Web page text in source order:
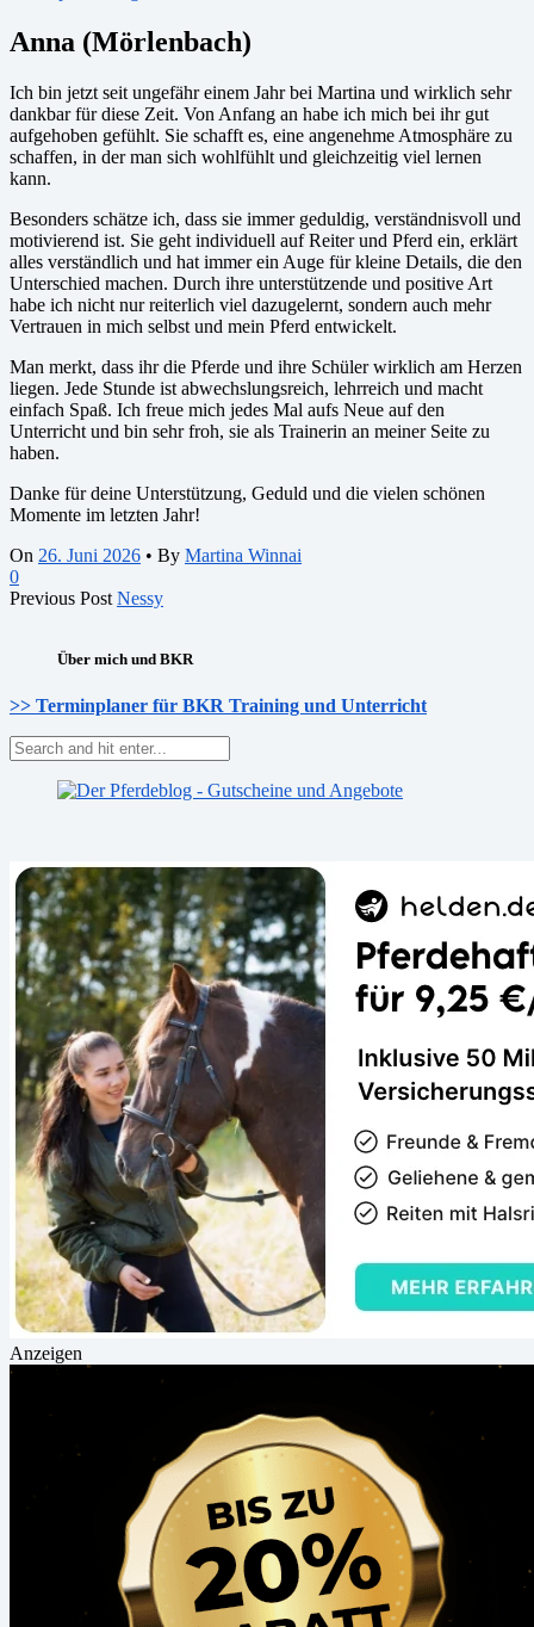
Anna (Mörlenbach)
Ich bin jetzt seit ungefähr einem Jahr bei Martina und wirklich sehr
dankbar für diese Zeit. Von Anfang an habe ich mich bei ihr gut
aufgehoben gefühlt. Sie schafft es, eine angenehme Atmosphäre zu
schaffen, in der man sich wohlfühlt und gleichzeitig viel lernen
kann.
Besonders schätze ich, dass sie immer geduldig, verständnisvoll und
motivierend ist. Sie geht individuell auf Reiter und Pferd ein, erklärt
alles verständlich und hat immer ein Auge für kleine Details, die den
Unterschied machen. Durch ihre unterstützende und positive Art
habe ich nicht nur reiterlich viel dazugelernt, sondern auch mehr
Vertrauen in mich selbst und mein Pferd entwickelt.
Man merkt, dass ihr die Pferde und ihre Schüler wirklich am Herzen
liegen. Jede Stunde ist abwechslungsreich, lehrreich und macht
einfach Spaß. Ich freue mich jedes Mal aufs Neue auf den
Unterricht und bin sehr froh, sie als Trainerin an meiner Seite zu
haben.
Danke für deine Unterstützung, Geduld und die vielen schönen
Momente im letzten Jahr!
On 26. Juni 2026 • By Martina Winnai
0
Previous Post Nessy
Über mich und BKR
>> Terminplaner für BKR Training und Unterricht
Anzeigen